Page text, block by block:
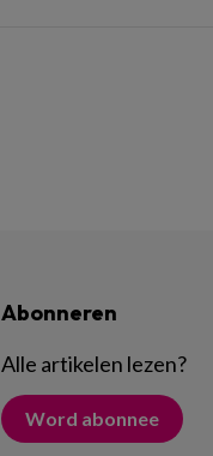
Abonneren
Alle artikelen lezen?
Word abonnee